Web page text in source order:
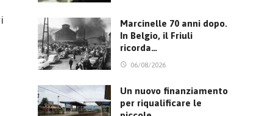
Marcinelle 70 anni dopo.
In Belgio, il Friuli
ricorda…
06/08/2026
Un nuovo finanziamento
per riqualificare le